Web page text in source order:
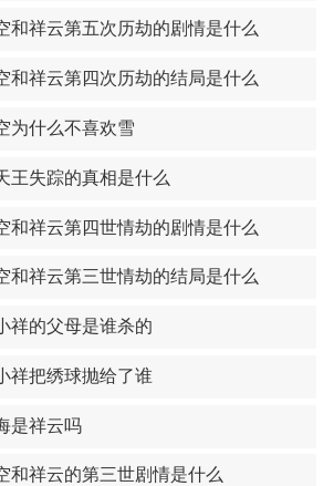
和祥云第五次历劫的剧情是什么
和祥云第四次历劫的结局是什么
为什么不喜欢雪
王失踪的真相是什么
和祥云第四世情劫的剧情是什么
和祥云第三世情劫的结局是什么
祥的父母是谁杀的
祥把绣球抛给了谁
是祥云吗
和祥云的第三世剧情是什么